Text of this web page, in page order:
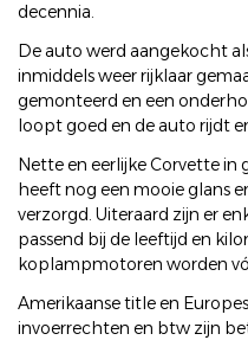
decennia.
De auto werd aangekocht
inmiddels weer rijklaar
gemonteerd en een
loopt goed en de auto rijdt
Nette en eerlijke Corvette in
heeft nog een mooie glans
verzorgd. Uiteraard zijn er
passend bij de leeftijd en
koplampmotoren worden
Amerikaanse title en
invoerrechten en btw zijn